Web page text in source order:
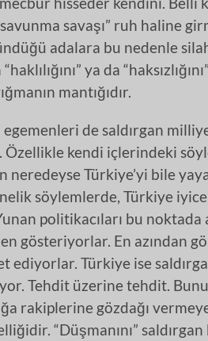
savaşı” ruh haline
adalara bu nedenle
ya da
mantığıdır.
egemenleri de saldırgan
Özellikle kendi içlerindeki
Türkiye’yi bile
söylemlerde, Türkiye
politikacıları bu noktada
gösteriyorlar. En azından
ediyorlar. Türkiye ise
Tehdit üzerine tehdit.
rakiplerine gözdağı
“Düşmanını”